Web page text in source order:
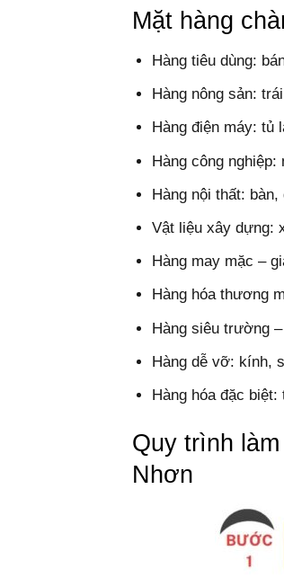
Mặt hàng
Hàng tiêu dùng:
Hàng nông sản:
Hàng điện máy: tủ
Hàng công
Hàng nội thất:
Vật liệu xây dựng:
Hàng may mặc –
Hàng hóa thương
Hàng siêu trường
Hàng dễ vỡ: kính,
Hàng hóa đặc
Quy trình
Nhơn